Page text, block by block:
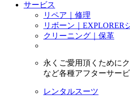
サービス
リペア｜修理
リボーン｜
クリーニング｜保革
永くご愛用頂くために
など各種アフターサー
レンタルスーツ